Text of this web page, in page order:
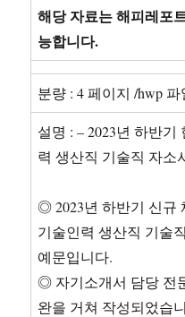
해당 자료는 해피레포
능합니다.
분량 : 4 페이지 /hwp 파
설명 : – 2023년 하반
력 생산직 기술직 자소
◎ 2023년 하반기 신규
기술인력 생산직 기술
예문입니다.
◎ 자기소개서 담당 전
완을 거쳐 작성되었습